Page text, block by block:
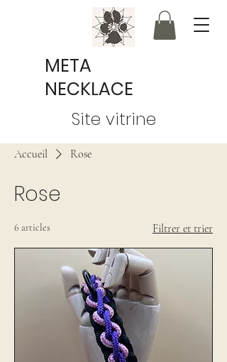
META
NECKLACE
Site vitrine
Accueil Rose
Rose
6 articles Filtrer et trier